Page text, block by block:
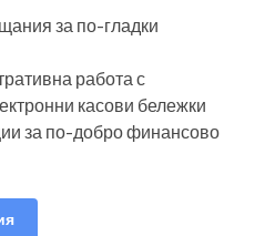
за по-гладки
работа с
касови бележки
за по-добро финансово